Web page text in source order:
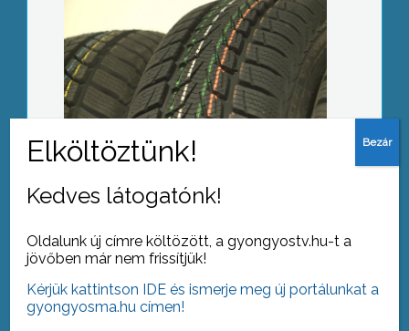
Hazakísérő szolgáltatás
Kedves látogatónk!
Oldalunk új címre költözött, a gyongyostv.hu-t a
jövőben már nem frissítjük!
Kérjük kattintson IDE és ismerje meg új portálunkat a
gyongyosma.hu címen!